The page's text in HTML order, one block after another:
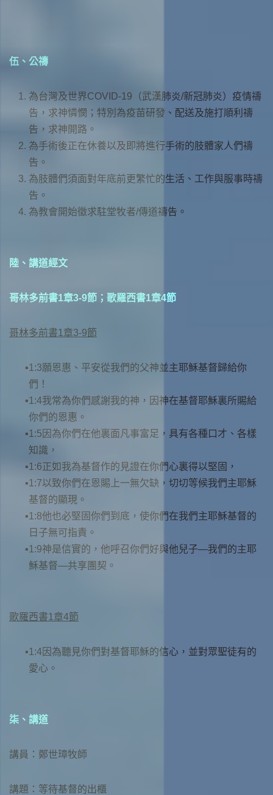
伍、公禱
為台灣及世界COVID-19（武漢肺炎/新冠肺炎）疫情禱
告，求神憐憫；特別為疫苗研發、配送及施打順利禱
告，求神開路。
為手術後正在休養以及即將進行手術的肢體家人們禱
告。
為肢體們須面對年底前更繁忙的生活、工作與服事時禱
告。
為教會開始徵求駐堂牧者/傳道禱告。
陸、講道經文
哥林多前書1章3-9節；歌羅西書1章4節
哥林多前書1章3-9節
1:3願恩惠、平安從我們的父神並主耶穌基督歸給你
們！
1:4我常為你們感謝我的神，因神在基督耶穌裏所賜給
你們的恩惠。
1:5因為你們在他裏面凡事富足，具有各種口才、各樣
知識，
1:6正如我為基督作的見證在你們心裏得以堅固，
1:7以致你們在恩賜上一無欠缺，切切等候我們主耶穌
基督的顯現。
1:8他也必堅固你們到底，使你們在我們主耶穌基督的
日子無可指責。
1:9神是信實的，他呼召你們好與他兒子—我們的主耶
穌基督—共享團契。
歌羅西書1章4節
1:4因為聽見你們對基督耶穌的信心，並對眾聖徒有的
愛心。
柒、講道
講員：鄭世璋牧師
講題：等待基督的出櫃